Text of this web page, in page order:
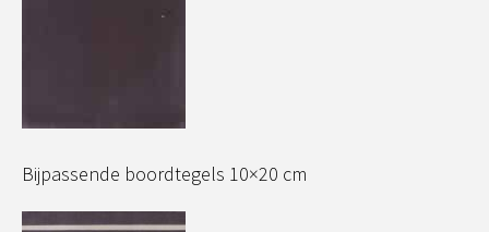
Bijpassende boordtegels 10×20 cm